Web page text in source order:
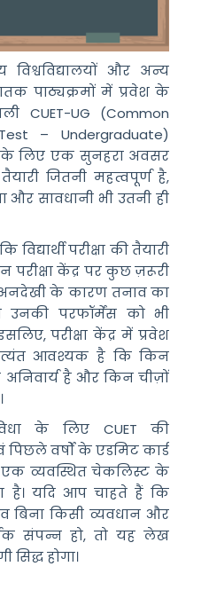
विश्वविद्यालयों और अन्य
पाठ्यक्रमों में प्रवेश के
CUET-UG (Common
– Undergraduate)
के लिए एक सुनहरा अवसर
जितनी महत्वपूर्ण है,
और सावधानी भी उतनी ही
परीक्षा की तैयारी
केंद्र पर कुछ ज़रूरी
के कारण तनाव का
परफॉर्मेंस को भी
परीक्षा केंद्र में प्रवेश
आवश्यक है कि किन
है और किन चीज़ों
के लिए CUET की
वर्षों के एडमिट कार्ड
व्यवस्थित चेकलिस्ट के
है। यदि आप चाहते हैं कि
बिना किसी व्यवधान और
संपन्न हो, तो यह लेख
होगा।